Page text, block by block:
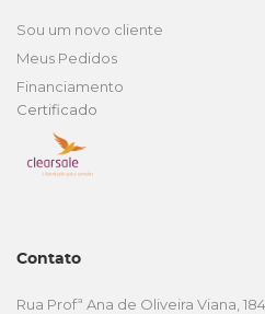
Sou um novo cliente
Meus Pedidos
Financiamento
Certificado
Contato
Rua Profª Ana de Oliveira Viana,